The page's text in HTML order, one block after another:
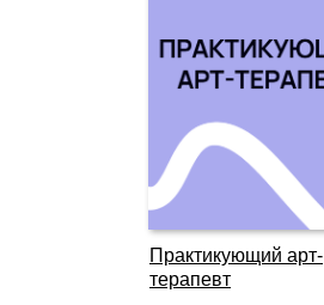
Практикующий арт-
терапевт